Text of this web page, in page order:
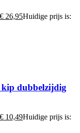
€ 26,95Huidige prijs is:
kip dubbelzijdig
€ 10,49Huidige prijs is: